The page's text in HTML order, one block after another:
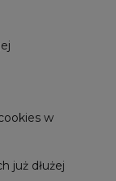
w
już dłużej